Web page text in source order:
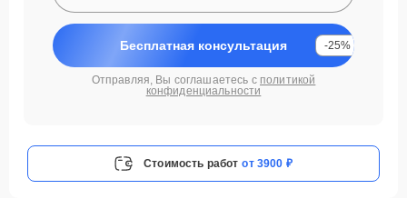
Бесплатная консультация -25%
Отправляя, Вы соглашаетесь с политикой
конфиденциальности
Стоимость работ от 3900 ₽